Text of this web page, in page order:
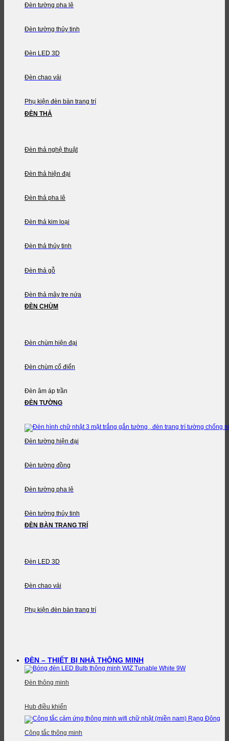
Đèn tường pha lê
Đèn tường thủy tinh
Đèn LED 3D
Đèn chao vải
Phụ kiện đèn bàn trang trí
ĐÈN THẢ
Đèn thả nghệ thuật
Đèn thả hiện đại
Đèn thả pha lê
Đèn thả kim loại
Đèn thả thủy tinh
Đèn thả gỗ
Đèn thả mây tre nứa
ĐÈN CHÙM
Đèn chùm hiện đại
Đèn chùm cổ điển
Đèn âm áp trần
ĐÈN TƯỜNG
Đèn tường hiện đại
Đèn tường đồng
Đèn tường pha lê
Đèn tường thủy tinh
ĐÈN BÀN TRANG TRÍ
Đèn LED 3D
Đèn chao vải
Phụ kiện đèn bàn trang trí
ĐÈN – THIẾT BỊ NHÀ THÔNG MINH
Đèn thông minh
Hub điều khiển
Công tắc thông minh